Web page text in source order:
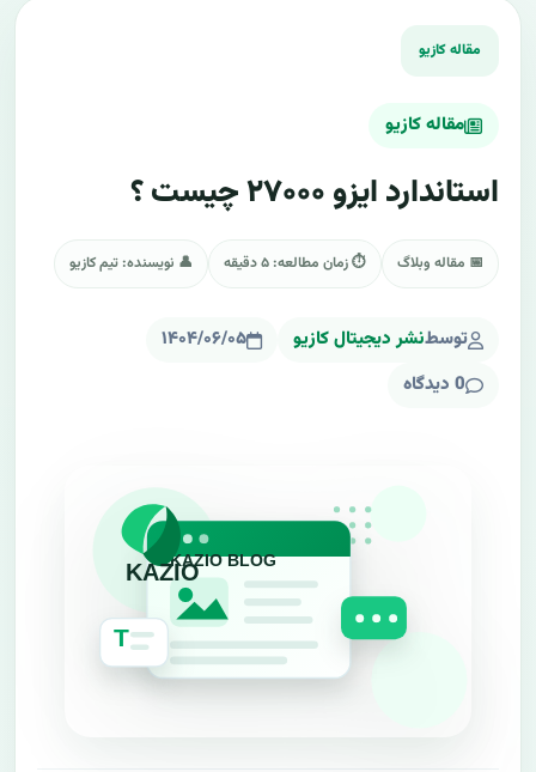
مقاله کازیو
استاندارد ایزو ۲۷۰۰۰ چیست ؟
📅 مقاله وبلاگ ⏱ زمان مطالعه: ۵ دقیقه 👤 نویسنده: تیم کازیو
توسطنشر دیجیتال کازیو
۱۴۰۴/۰۶/۰۵
0 دیدگاه